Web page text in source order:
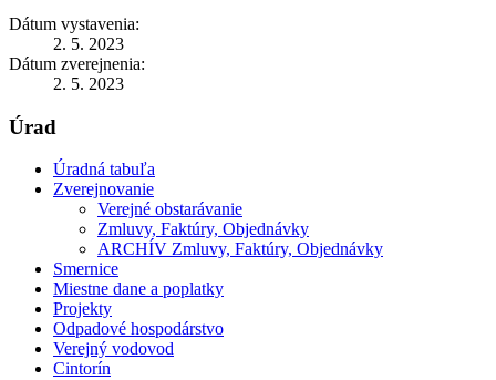
Dátum vystavenia:
2. 5. 2023
Dátum zverejnenia:
2. 5. 2023
Úrad
Úradná tabuľa
Zverejnovanie
Verejné obstarávanie
Zmluvy, Faktúry, Objednávky
ARCHÍV Zmluvy, Faktúry, Objednávky
Smernice
Miestne dane a poplatky
Projekty
Odpadové hospodárstvo
Verejný vodovod
Cintorín